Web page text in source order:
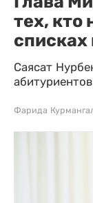
тех, кто
списках
Саясат
Фарида